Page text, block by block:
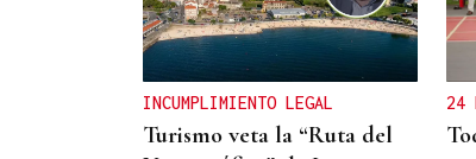
Un herido en la colisión
entre dos coches en la
entrada a las termas de
Outariz
INCUMPLIMIENTO LEGAL
Turismo veta la “Ruta del
24